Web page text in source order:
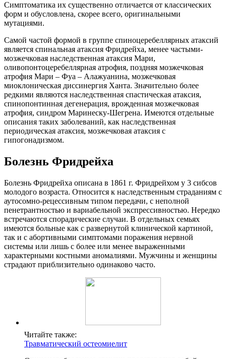
Симптоматика их существенно отличается от классических
форм и обусловлена, скорее всего, оригинальными
мутациями.
Самой частой формой в группе спиноцеребеллярных атаксий
является спинальная атаксия Фридрейха, менее частыми-
мозжечковая наследственная атаксия Мари,
оливопонтоцеребеллярная атрофия, поздняя мозжечковая
атрофия Мари – Фуа – Алажуанина, мозжечковая
миоклоническая диссинергия Ханта. Значительно более
редкими являются наследственная спастическая атаксия,
спинопонтинная дегенерация, врожденная мозжечковая
атрофия, синдром Маринеску-Шегрена. Имеются отдельные
описания таких заболеваний, как наследственная
периодическая атаксия, мозжечковая атаксия с
гипогонадизмом.
Болезнь Фридрейха
Болезнь Фридрейха описана в 1861 г. Фридрейхом у 3 сибсов
молодого возраста. Относится к наследственным страданиям с
аутосомно-рецессивным типом передачи, с неполной
пенетрантностью и вариабельной экспрессивностью. Нередко
встречаются спорадические случаи. В отдельных семьях
имеются больные как с развернутой клинической картиной,
так и с абортивными симптомами поражения нервной
системы или лишь с более или менее выраженными
характерными костными аномалиями. Мужчины и женщины
страдают приблизительно одинаково часто.
Читайте также:
Травматический остеомиелит